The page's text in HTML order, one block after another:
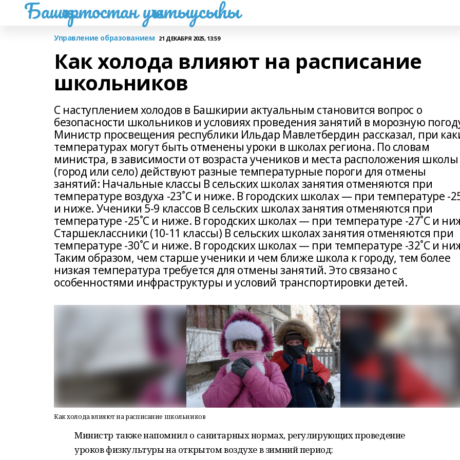
Башҡортостан уҡытыусыһы
Управление образованием 21 ДЕКАБРЯ 2025, 13:59
Как холода влияют на расписание
школьников
С наступлением холодов в Башкирии актуальным становится вопрос о
безопасности школьников и условиях проведения занятий в морозную
Министр просвещения республики Ильдар Мавлетбердин рассказал, при
температурах могут быть отменены уроки в школах региона. По словам
министра, в зависимости от возраста учеников и места расположения школы
(город или село) действуют разные температурные пороги для отмены
занятий: Начальные классы В сельских школах занятия отменяются при
температуре воздуха -23˚С и ниже. В городских школах — при температуре -
и ниже. Ученики 5-9 классов В сельских школах занятия отменяются при
температуре -25˚С и ниже. В городских школах — при температуре -27˚С и
Старшеклассники (10-11 классы) В сельских школах занятия отменяются при
температуре -30˚С и ниже. В городских школах — при температуре -32˚С и
Таким образом, чем старше ученики и чем ближе школа к городу, тем более
низкая температура требуется для отмены занятий. Это связано с
особенностями инфраструктуры и условий транспортировки детей.
Как холода влияют на расписание школьников
Министр также напомнил о санитарных нормах, регулирующих проведение
уроков физкультуры на открытом воздухе в зимний период: